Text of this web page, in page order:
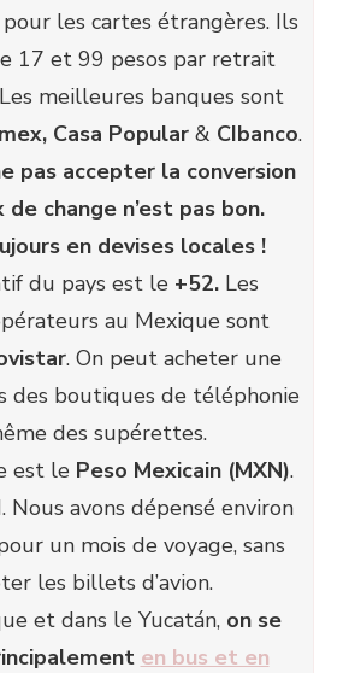
les cartes étrangères. Ils
17 et 99 pesos par retrait
meilleures banques sont
Casa Popular & CIbanco.
pas accepter la conversion
change n’est pas bon.
en devises locales !
du pays est le +52.Les
au Mexique sont
. On peut acheter une
des boutiques de téléphonie
des supérettes.
est le Peso Mexicain (MXN).
Nous avons dépensé environ
un mois de voyage, sans
les billets d’avion.
et dans le Yucatán, on se
en bus et en